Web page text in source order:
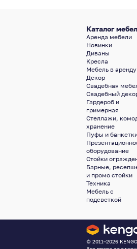
Каталог
Аренда мебели
Новинки
Диваны
Кресла
Мебель в аренду
Декор
Свадебная
Свадебный
Гардероб и
гримерная
Стеллажи,
хранение
Пуфы и
оборудование
Стойки
Барные,
и промо стойки
Техника
Мебель с
подсветкой
© 2011–2026 KENGO